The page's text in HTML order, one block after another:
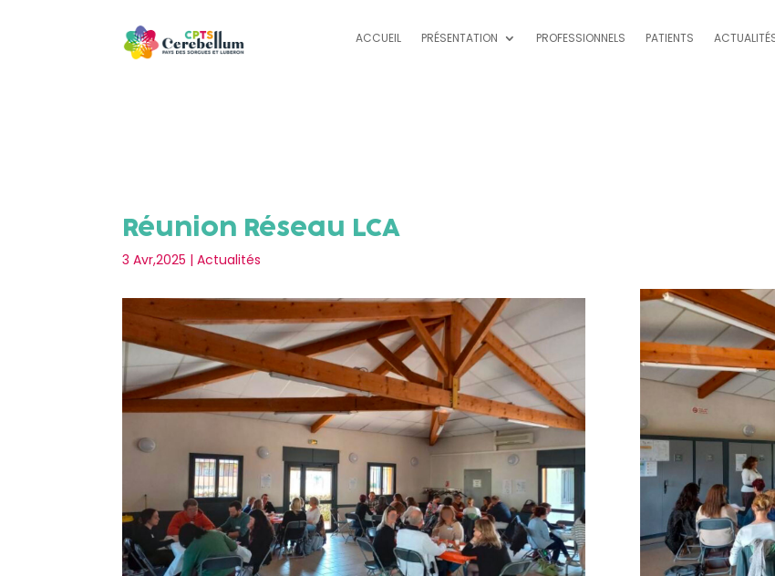
ACCUEIL PRÉSENTATION PROFESSIONNELS PATIENTS
Réunion Réseau LCA
3 Avr,2025 |Actualités